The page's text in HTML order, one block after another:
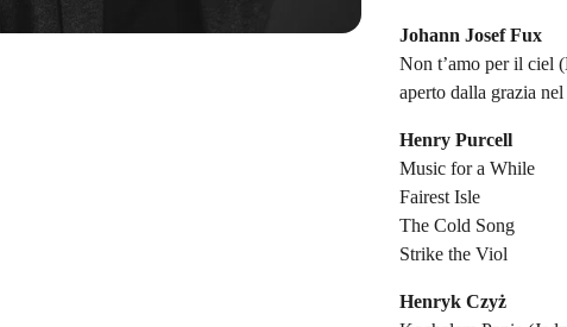
Johann Josef Fux
Non t’amo per il ciel
aperto dalla grazia
Henry Purcell
Music for a While
Fairest Isle
The Cold Song
Strike the Viol
Henryk Czyż